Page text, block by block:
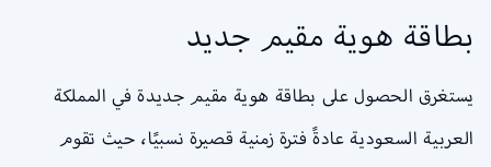
بطاقة هوية مقيم جديد
يستغرق الحصول على بطاقة هوية مقيم جديدة في المملكة
العربية السعودية عادةً فترة زمنية قصيرة نسبيًا، حيث تقوم